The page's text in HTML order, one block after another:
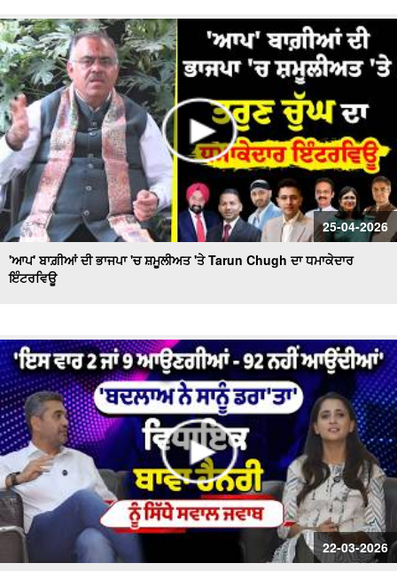
25-04-2026
'ਆਪ' ਬਾਗ਼ੀਆਂ ਦੀ ਭਾਜਪਾ 'ਚ ਸ਼ਮੂਲੀਅਤ 'ਤੇ Tarun Chugh ਦਾ ਧਮਾਕੇਦਾਰ
ਇੰਟਰਵਿਊ
22-03-2026